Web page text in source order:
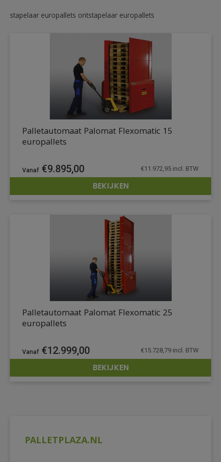
PALLETPLAZA.NL
stapelaar europallets ontstapelaar europallets
DETAILS
Palletautomaat Palomat Flexomatic 15
europallets
€9.895,00 €11.972,95 incl. BTW
BEKIJKEN
DETAILS
Palletautomaat Palomat Flexomatic 25
europallets
€12.999,00 €15.728,79 incl. BTW
BEKIJKEN